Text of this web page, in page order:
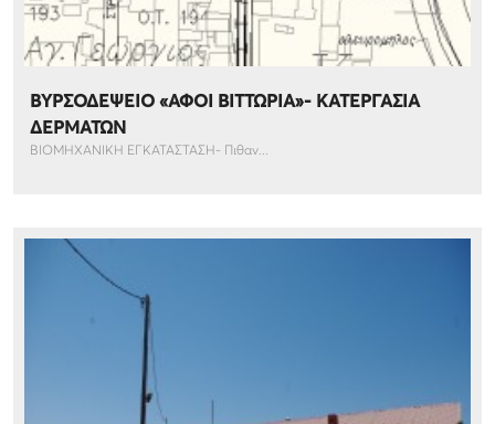
ΒΥΡΣΟΔΕΨΕΙΟ «ΑΦΟΙ ΒΙΤΤΩΡΙΑ»- ΚΑΤΕΡΓΑΣΙΑ
ΔΕΡΜΑΤΩΝ
ΒΙΟΜΗΧΑΝΙΚΗ ΕΓΚΑΤΑΣΤΑΣΗ- Πιθαν...